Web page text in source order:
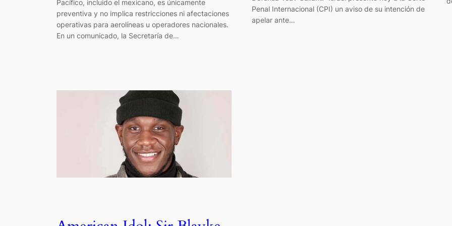
Pacífico, incluido el mexicano, es únicamente
preventiva y no implica restricciones ni afectaciones
operativas para aerolíneas u operadores nacionales.
En un comunicado, la Secretaría de…
Penal Internacional (CPI) un aviso de su intención de
apelar ante…